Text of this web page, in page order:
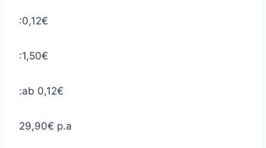
:0,12€
:1,50€
:ab 0,12€
29,90€ p.a